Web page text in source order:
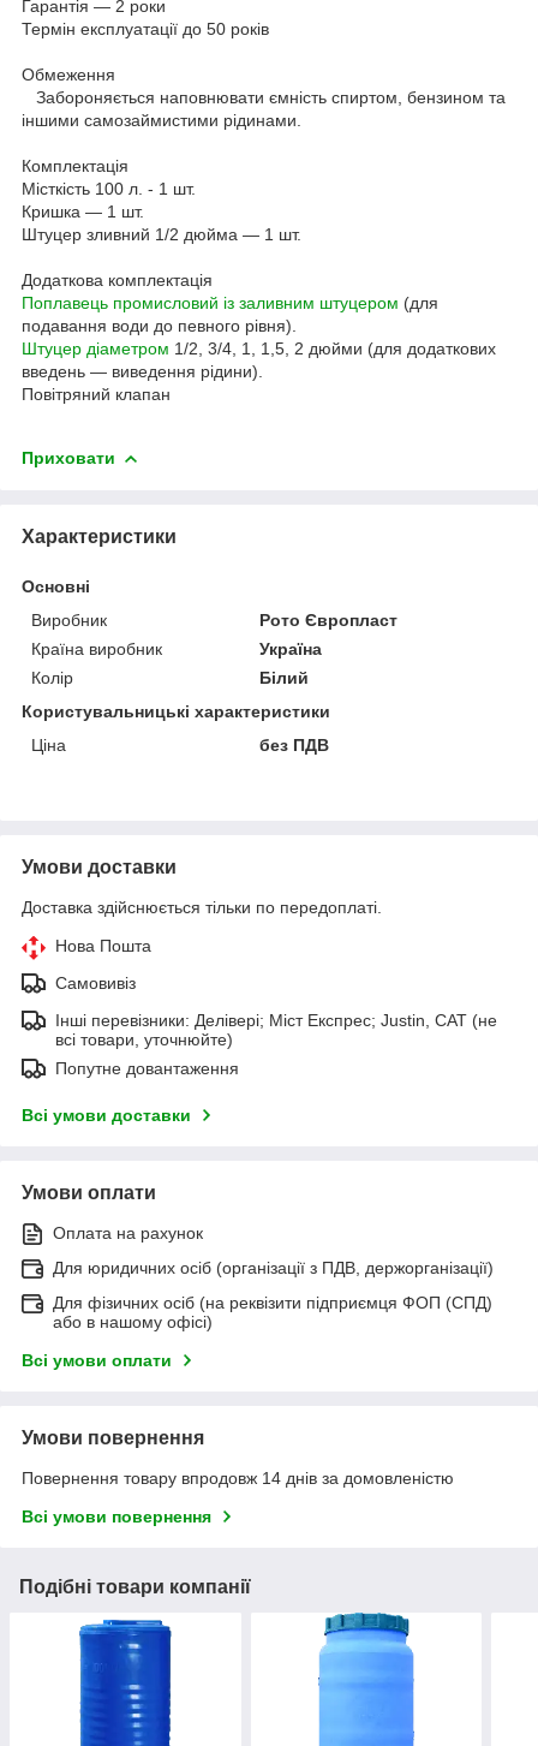
Гарантія — 2 роки
Термін експлуатації до 50 років
Обмеження
Забороняється наповнювати ємність спиртом, бензином та
іншими самозаймистими рідинами.
Комплектація
Місткість 100 л. - 1 шт.
Кришка — 1 шт.
Штуцер зливний 1/2 дюйма — 1 шт.
Додаткова комплектація
Поплавець промисловий із заливним штуцером (для
подавання води до певного рівня).
Штуцер діаметром 1/2, 3/4, 1, 1,5, 2 дюйми (для додаткових
введень — виведення рідини).
Повітряний клапан
Приховати
Характеристики
Основні
Виробник
Рото Європласт
Країна виробник
Україна
Колір
Білий
Користувальницькі характеристики
Ціна
без ПДВ
Умови доставки
Доставка здійснюється тільки по передоплаті.
Нова Пошта
Самовивіз
Інші перевізники: Делівері; Міст Експрес; Justin, САТ (не
всі товари, уточнюйте)
Попутне довантаження
Всі умови доставки
Умови оплати
Оплата на рахунок
Для юридичних осіб (організації з ПДВ, держорганізації)
Для фізичних осіб (на реквізити підприємця ФОП (СПД)
або в нашому офісі)
Всі умови оплати
Умови повернення
Повернення товару впродовж 14 днів за домовленістю
Всі умови повернення
Подібні товари компанії